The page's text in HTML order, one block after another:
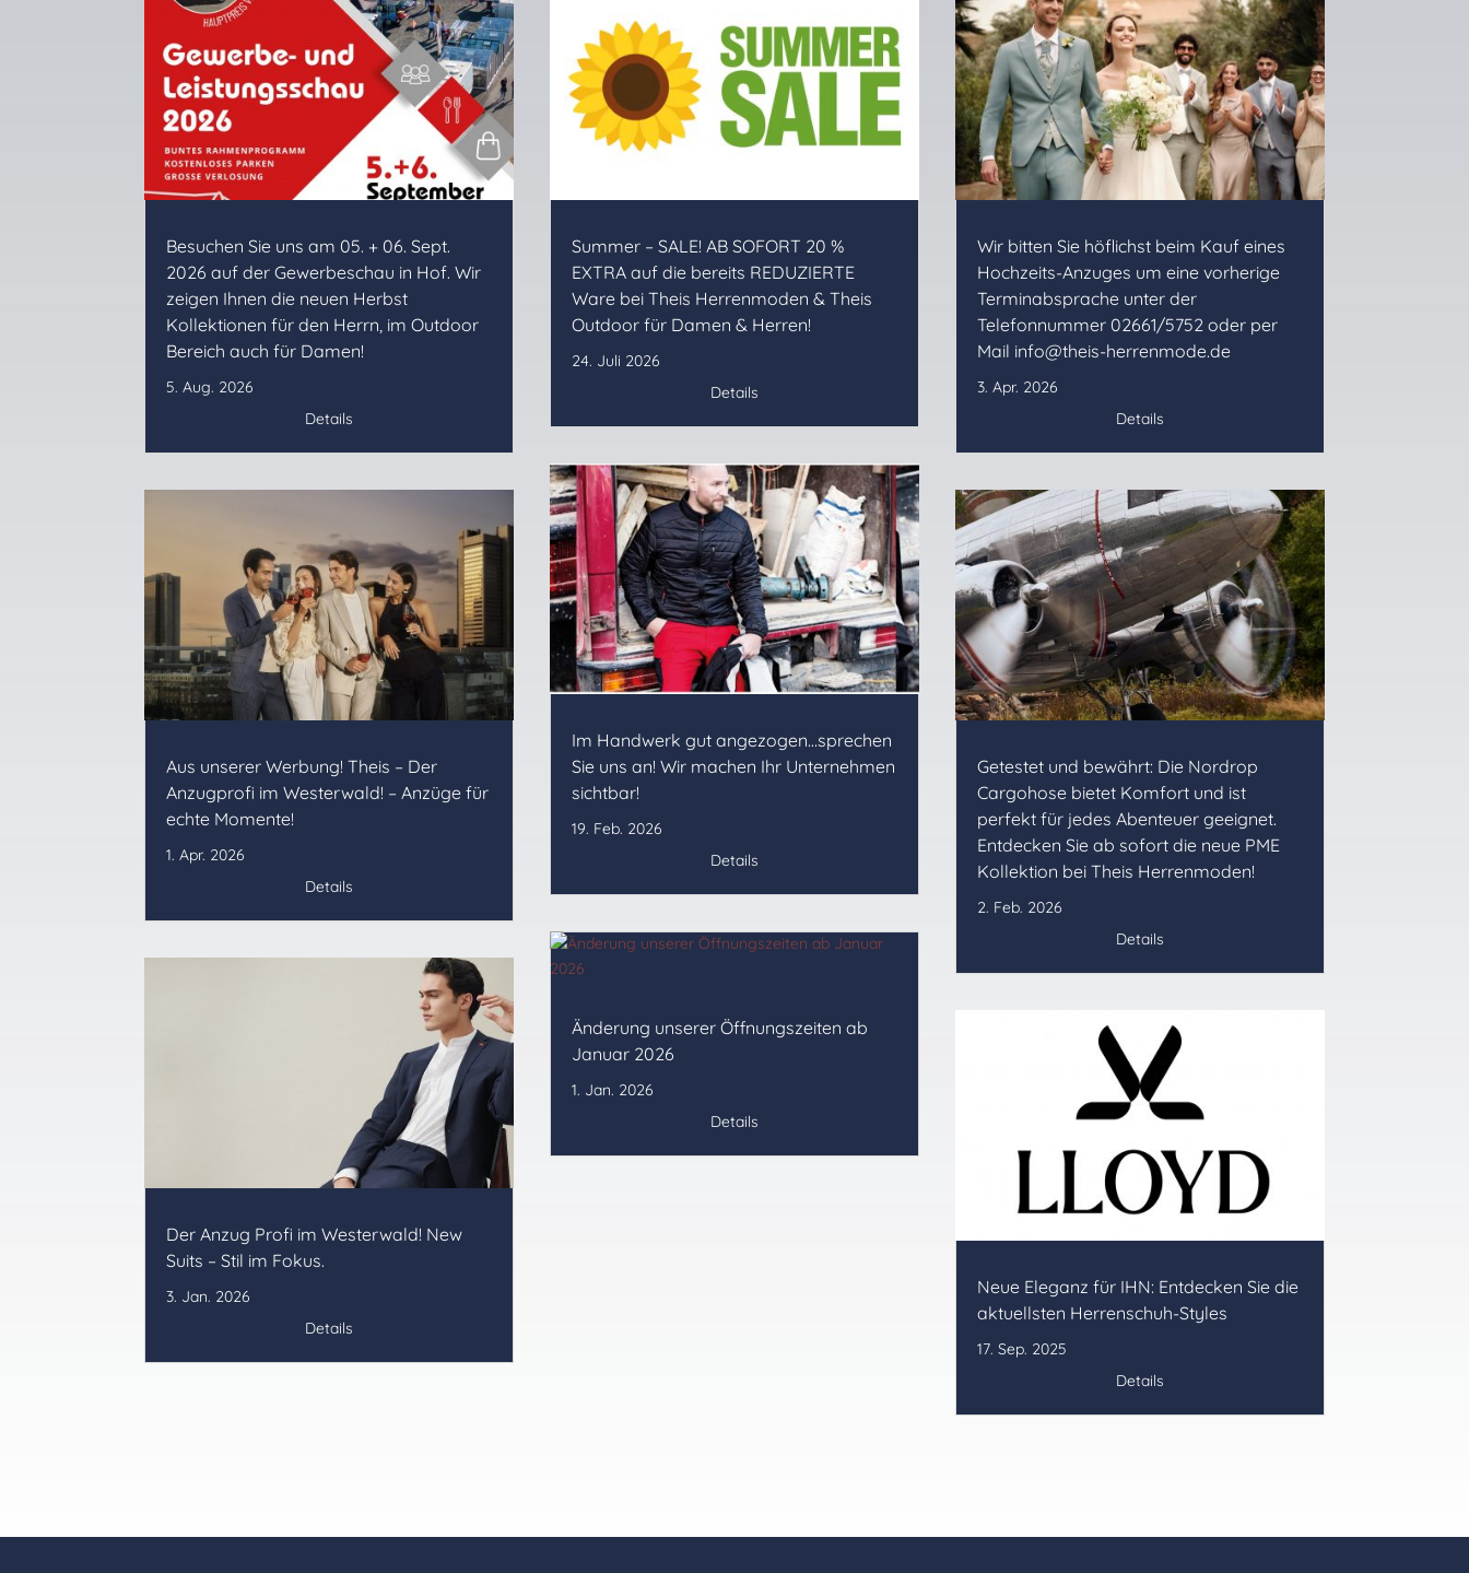
Besuchen Sie uns am 05. + 06. Sept.
2026 auf der Gewerbeschau in Hof. Wir
zeigen Ihnen die neuen Herbst
Kollektionen für den Herrn, im Outdoor
Bereich auch für Damen!
5. Aug. 2026
Details
Aus unserer Werbung! Theis – Der
Anzugprofi im Westerwald! – Anzüge für
echte Momente!
1. Apr. 2026
Details
Der Anzug Profi im Westerwald! New
Suits – Stil im Fokus.
3. Jan. 2026
Details
Summer – SALE! AB SOFORT 20 %
EXTRA auf die bereits REDUZIERTE
Ware bei Theis Herrenmoden & Theis
Outdoor für Damen & Herren!
24. Juli 2026
Details
Im Handwerk gut angezogen…sprechen
Sie uns an! Wir machen Ihr Unternehmen
sichtbar!
19. Feb. 2026
Details
Änderung unserer Öffnungszeiten ab
Januar 2026
1. Jan. 2026
Details
Wir bitten Sie höflichst beim Kauf eines
Hochzeits-Anzuges um eine vorherige
Terminabsprache unter der
Telefonnummer 02661/5752 oder per
Mail info@theis-herrenmode.de
3. Apr. 2026
Details
Getestet und bewährt: Die Nordrop
Cargohose bietet Komfort und ist
perfekt für jedes Abenteuer geeignet.
Entdecken Sie ab sofort die neue PME
Kollektion bei Theis Herrenmoden!
2. Feb. 2026
Details
Neue Eleganz für IHN: Entdecken Sie die
aktuellsten Herrenschuh-Styles
17. Sep. 2025
Details